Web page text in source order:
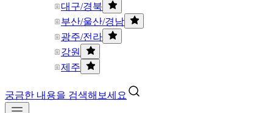
대구/경북
부산/울산/경남
광주/전라
강원
제주
궁금한 내용을 검색해보세요